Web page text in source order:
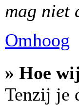
mag niet
Omhoog
» Hoe
Tenzij je